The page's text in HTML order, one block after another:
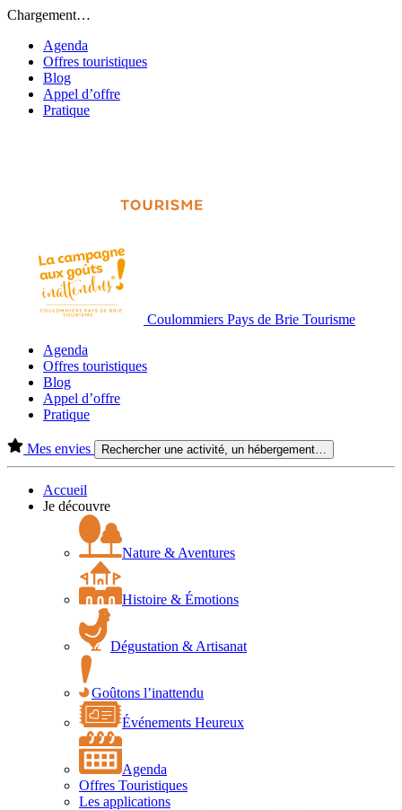
Chargement…
Agenda
Offres touristiques
Blog
Appel d’offre
Pratique
Coulommiers Pays de Brie Tourisme
Agenda
Offres touristiques
Blog
Appel d’offre
Pratique
Mes envies Rechercher une activité, un hébergement…
Accueil
Je découvre
Nature & Aventures
Histoire & Émotions
Dégustation & Artisanat
Goûtons l’inattendu
Événements Heureux
Agenda
Offres Touristiques
Les applications